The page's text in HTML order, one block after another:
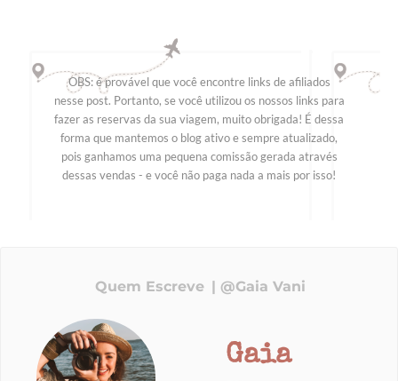
OBS: é provável que você encontre links de afiliados
nesse post. Portanto, se você utilizou os nossos links para
fazer as reservas da sua viagem, muito obrigada! É dessa
forma que mantemos o blog ativo e sempre atualizado,
pois ganhamos uma pequena comissão gerada através
dessas vendas - e você não paga nada a mais por isso!
Quem Escreve @Gaia Vani
Gaia